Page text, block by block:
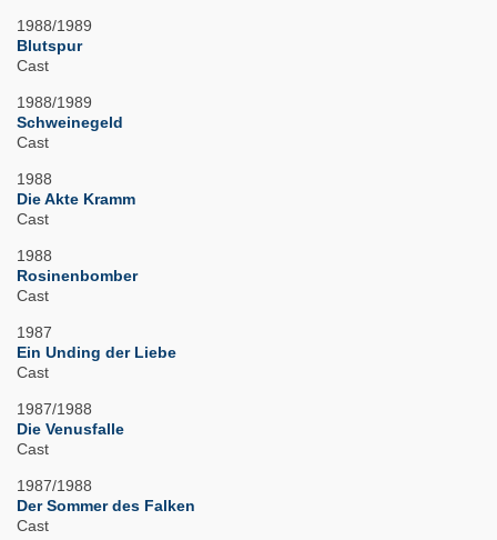
1988/1989
Blutspur
Cast
1988/1989
Schweinegeld
Cast
1988
Die Akte Kramm
Cast
1988
Rosinenbomber
Cast
1987
Ein Unding der Liebe
Cast
1987/1988
Die Venusfalle
Cast
1987/1988
Der Sommer des Falken
Cast